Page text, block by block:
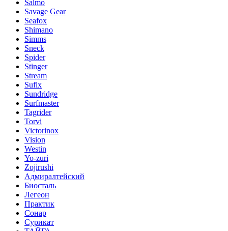
Salmo
Savage Gear
Seafox
Shimano
Simms
Sneck
Spider
Stinger
Stream
Sufix
Sundridge
Surfmaster
Tagrider
Torvi
Victorinox
Vision
Westin
Yo-zuri
Zojirushi
Адмиралтейский
Биосталь
Легеон
Практик
Сонар
Сурикат